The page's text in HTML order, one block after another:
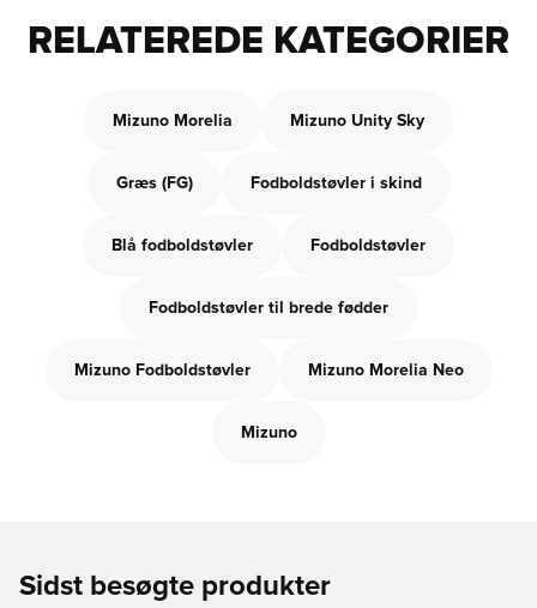
RELATEREDE KATEGORIER
Mizuno Morelia Mizuno Unity Sky
Græs (FG) Fodboldstøvler i skind
Blå fodboldstøvler Fodboldstøvler
Fodboldstøvler til brede fødder
Mizuno Fodboldstøvler Mizuno Morelia Neo
Mizuno
Sidst besøgte produkter